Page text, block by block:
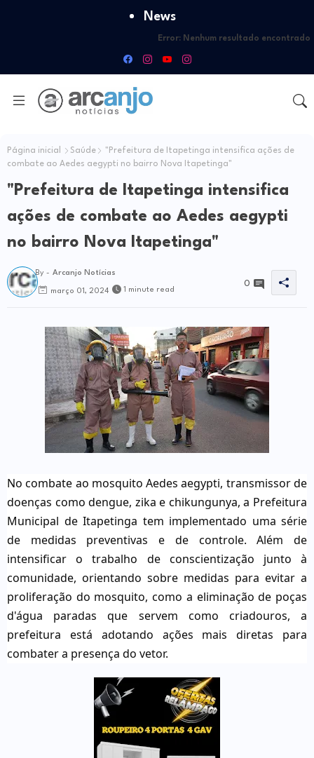
News
Error: Nenhum resultado encontrado
Página inicial Saúde
"Prefeitura de Itapetinga intensifica ações de
combate ao Aedes aegypti no bairro Nova Itapetinga"
"Prefeitura de Itapetinga intensifica
ações de combate ao Aedes aegypti
no bairro Nova Itapetinga"
By - Arcanjo Notícias
março 01, 2024 1 minute read
0
No combate ao mosquito Aedes aegypti, transmissor de
doenças como dengue, zika e chikungunya, a Prefeitura
Municipal de Itapetinga tem implementado uma série
de medidas preventivas e de controle. Além de
intensificar o trabalho de conscientização junto à
comunidade, orientando sobre medidas para evitar a
proliferação do mosquito, como a eliminação de poças
d'água paradas que servem como criadouros, a
prefeitura está adotando ações mais diretas para
combater a presença do vetor.